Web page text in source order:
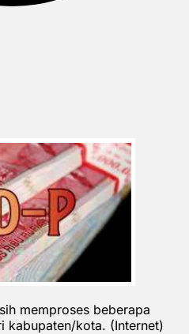
memproses beberapa
kabupaten/kota. (Internet)